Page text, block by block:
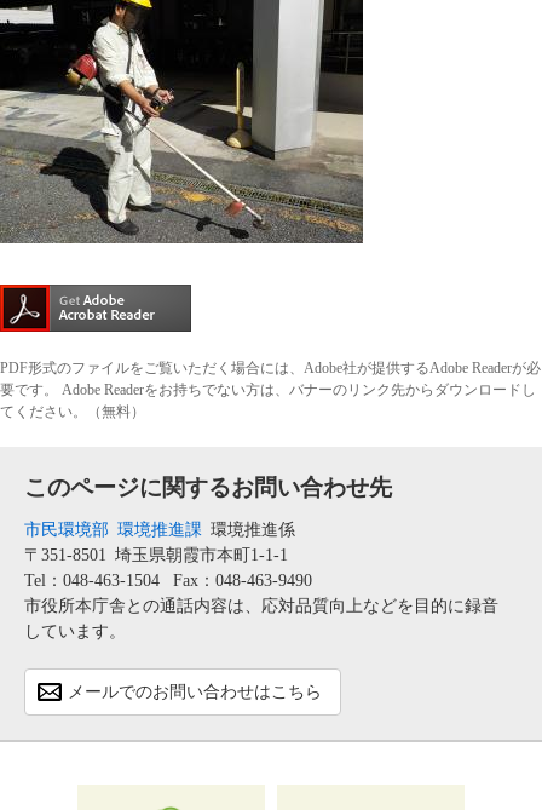
PDF形式のファイルをご覧いただく場合には、Adobe社が提供するAdobe Readerが必
要です。
Adobe Readerをお持ちでない方は、バナーのリンク先からダウンロードし
てください。（無料）
このページに関するお問い合わせ先
市民環境部 環境推進課 環境推進係
〒351-8501
埼玉県朝霞市本町1-1-1
Tel：048-463-1504
Fax：048-463-9490
市役所本庁舎との通話内容は、応対品質向上などを目的に録音
しています。
メールでのお問い合わせはこちら